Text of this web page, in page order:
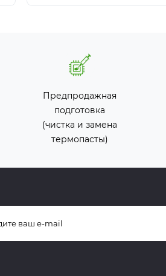
Предпродажная
подготовка
(чистка и замена
термопасты)